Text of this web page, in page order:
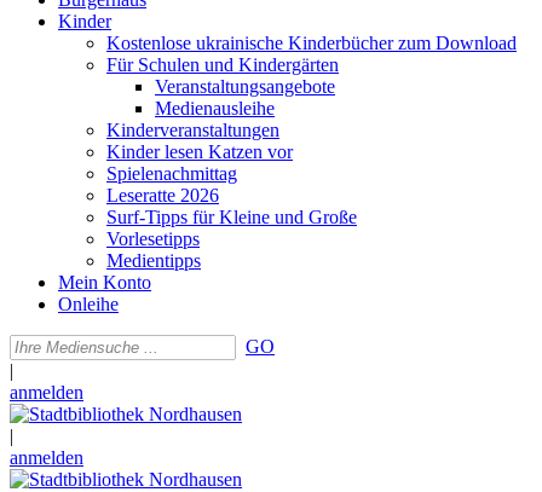
Kinder
Kostenlose ukrainische Kinderbücher zum Download
Für Schulen und Kindergärten
Veranstaltungsangebote
Medienausleihe
Kinderveranstaltungen
Kinder lesen Katzen vor
Spielenachmittag
Leseratte 2026
Surf-Tipps für Kleine und Große
Vorlesetipps
Medientipps
Mein Konto
Onleihe
GO
|
anmelden
|
anmelden